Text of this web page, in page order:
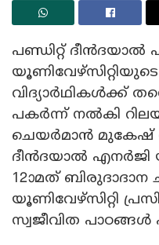
പണ്ഡിറ്റ് ദീൻദയാൽ
വിദ്യാർഥികൾക്ക്
പകർന്ന് നൽകി
ചെയർമാൻ മുകേഷ്
ദീൻദയാൽ എനർജി
12ാമത് ബിരുദാദാന
യൂണിവേഴ്‌സിറ്റി
സ്വജീവിത പാഠങ്ങൾ